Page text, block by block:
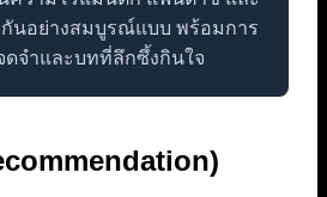
กันอย่างสมบูรณ์แบบ พร้อมการ
ดจำและบทที่ลึกซึ้งกินใจ